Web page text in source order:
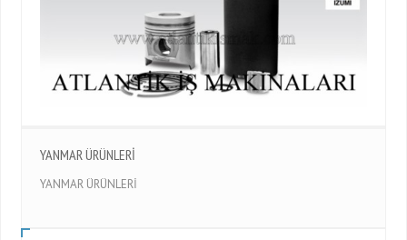
YANMAR ÜRÜNLERİ
YANMAR ÜRÜNLERİ